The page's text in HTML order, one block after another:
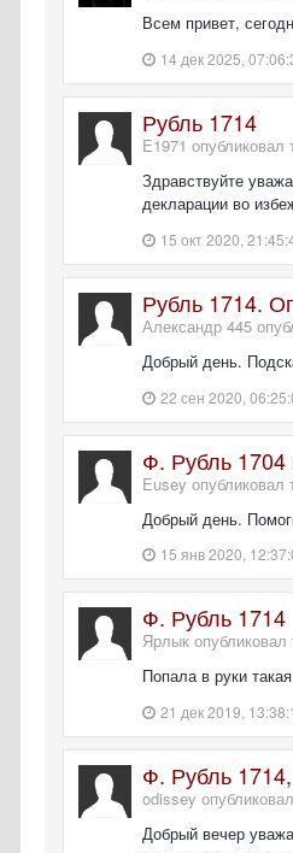
Всем привет,
14 дек 2025,
Рубль 1714
E1971 опубликовал
Здравствуйте
декларации во
15 окт 2020,
Рубль 1714.
Александр 445
Добрый день.
22 сен 2020,
Ф. Рубль 1704
Eusey опубликовал
Добрый день.
15 янв 2020,
Ф. Рубль 1714
Ярлык опубликовал
Попала в руки
21 дек 2019,
Ф. Рубль
odissey
Добрый вечер